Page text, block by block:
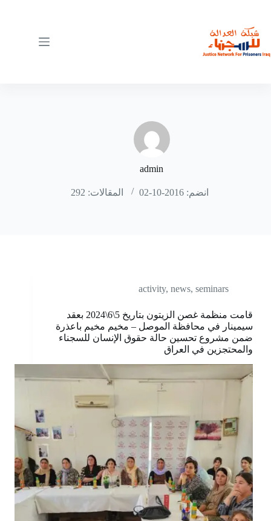
المحتوى
admin
انضم: 2016-10-02 المقالات: 292
activity, news, seminars
قامت منظمة غصن الزيتون بتاريخ 5\6\2024 بعقد
سيمينار في محافظة الموصل – مخيم مخيم باعذرة
ضمن مشروع تحسين حالة حقوق الإنسان للسجناء
والمحتجزين في العراق